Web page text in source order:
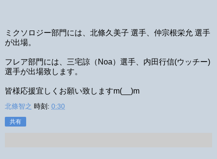
ミクソロジー部門には、北條久美子 選手、仲宗根栄允 選手
が出場。
フレア部門には、三宅諒（Noa）選手、内田行信(ウッチー)
選手が出場致します。
皆様応援宜しくお願い致しますm(__)m
北條智之 時刻: 0:30
共有